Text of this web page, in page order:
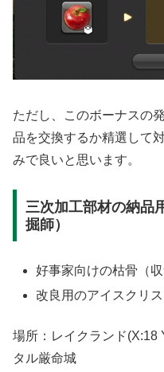
ただし、このボーナスの
品を交換するか精選して
みで良いと思います。
三次加工部材の納品
掘師）
好事家向けの枯骨（
改良用のアイスクリ
場所：レイクランド(X:18
タル厳命城